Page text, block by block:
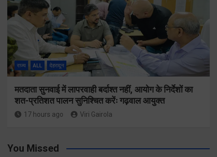
राज्य ALL देहरादून
मतदाता सुनवाई में लापरवाही बर्दाश्त नहीं, आयोग के निर्देशों का
शत-प्रतिशत पालन सुनिश्चित करेंः गढ़वाल आयुक्त
17 hours ago Viri Gairola
You Missed